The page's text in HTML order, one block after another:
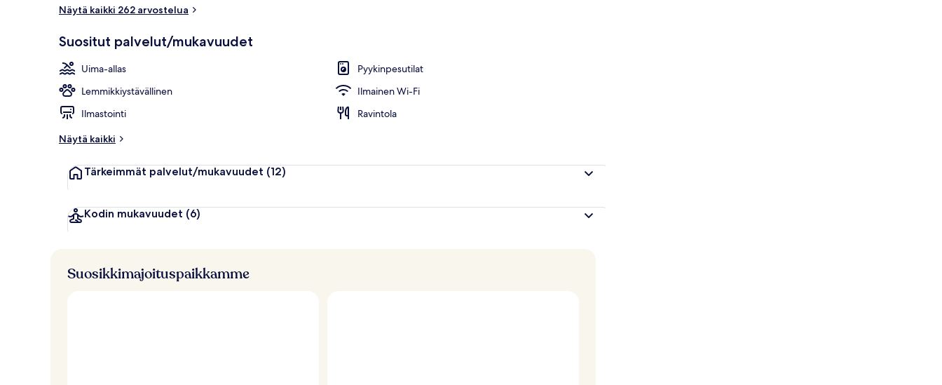
Näytä kaikki 262 arvostelua
Suositut palvelut/mukavuudet
Uima-allas
Pyykinpesutilat
Lemmikkiystävällinen
Ilmainen Wi-Fi
Ilmastointi
Ravintola
Näytä kaikki
Tärkeimmät palvelut/mukavuudet (12)
Kodin mukavuudet (6)
Suosikkimajoituspaikkamme